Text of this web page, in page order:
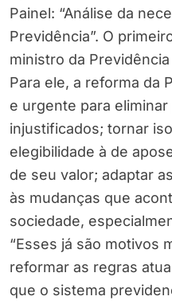
Painel: “Análise da
Previdência”. O
ministro da
Para ele, a reforma da
e urgente para
injustificados; tornar
elegibilidade à de
de seu valor; adaptar
às mudanças que
sociedade,
“Esses já são motivos
reformar as regras
que o sistema